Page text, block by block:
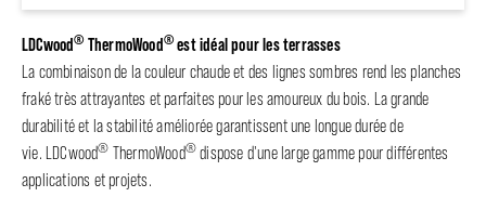
LDCwood®ThermoWood®est idéal pour les terrasses
La combinaison de la couleur chaude et des lignes sombres rend les planches
fraké très attrayantes et parfaites pour les amoureux du bois. La grande
durabilité et la stabilité améliorée garantissent une longue durée de
vie. LDCwood® ThermoWood® dispose d'une large gamme pour différentes
applications et projets.